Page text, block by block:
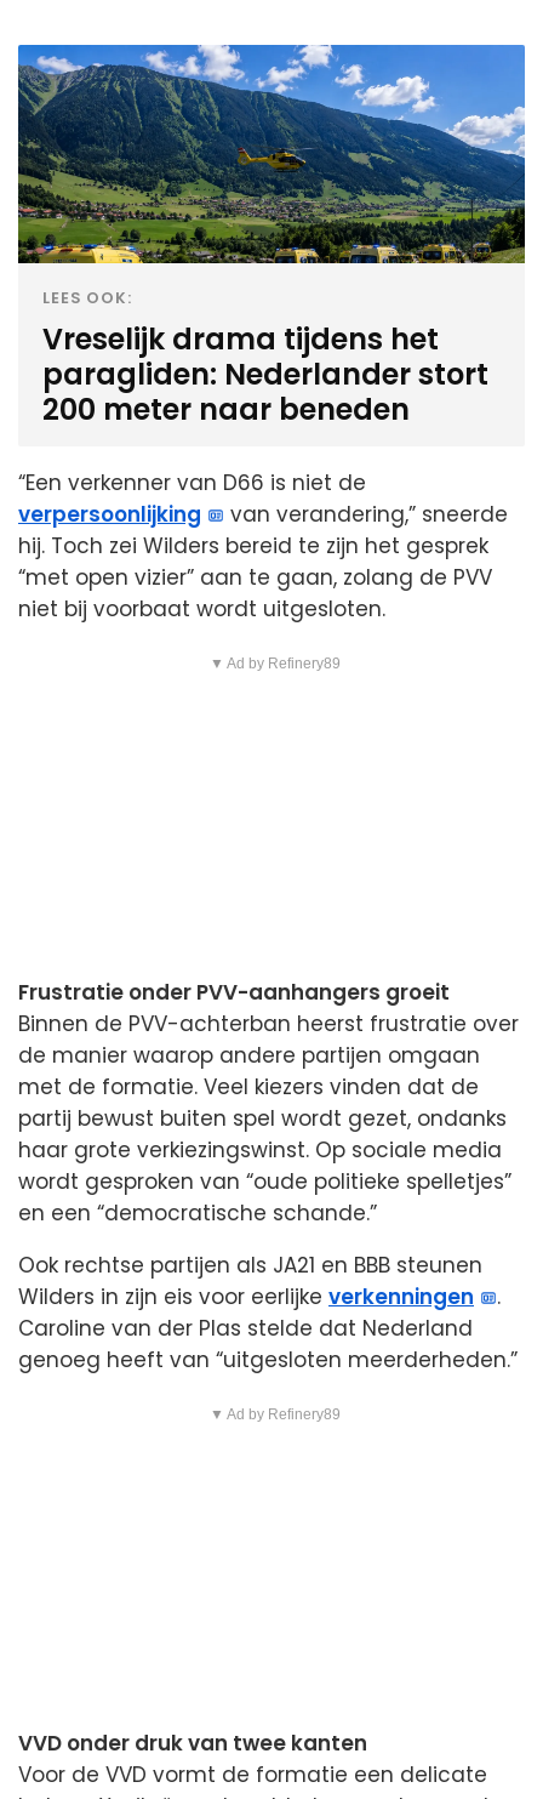
LEES OOK:
Vreselijk drama tijdens het
paragliden: Nederlander stort
200 meter naar beneden
“Een verkenner van D66 is niet de
verpersoonlijking
van verandering,” sneerde
hij. Toch zei Wilders bereid te zijn het gesprek
“met open vizier” aan te gaan, zolang de PVV
niet bij voorbaat wordt uitgesloten.
▼ Ad by Refinery89
Frustratie onder PVV-aanhangers groeit
Binnen de PVV-achterban heerst frustratie over
de manier waarop andere partijen omgaan
met de formatie. Veel kiezers vinden dat de
partij bewust buiten spel wordt gezet, ondanks
haar grote verkiezingswinst. Op sociale media
wordt gesproken van “oude politieke spelletjes”
en een “democratische schande.”
Ook rechtse partijen als JA21 en BBB steunen
Wilders in zijn eis voor eerlijke verkenningen
.
Caroline van der Plas stelde dat Nederland
genoeg heeft van “uitgesloten meerderheden.”
▼ Ad by Refinery89
VVD onder druk van twee kanten
Voor de VVD vormt de formatie een delicate